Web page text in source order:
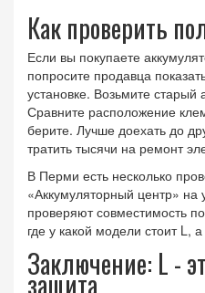
Как проверить
Если вы покупаете
попросите продавца
установке. Возьмите старый
Сравните расположение
берите. Лучше доехать до
тратить тысячи на ремонт
В Перми есть несколько
«Аккумуляторный центр» на
проверяют совместимость
где у какой модели стоит L, а
Заключение: L -
защита